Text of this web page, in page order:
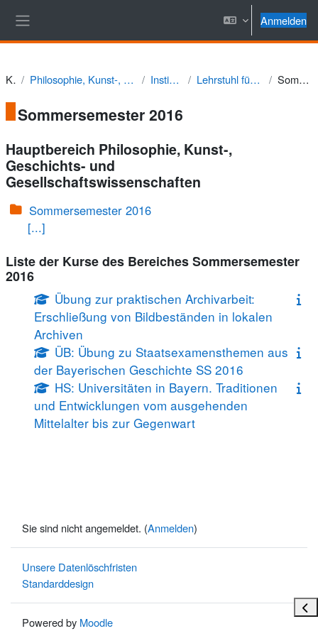
Anmelden
Kurse Philosophie, Kunst-, Geschichts- und Gesellschaftswissenschaften Institut für Geschichte Lehrstuhl für Bayerische Landesgeschichte Sommersemester 2016
Sommersemester 2016
Hauptbereich Philosophie, Kunst-,
Geschichts- und
Gesellschaftswissenschaften
Sommersemester 2016
[...]
Liste der Kurse des Bereiches Sommersemester
2016
Übung zur praktischen Archivarbeit:
Erschließung von Bildbeständen in lokalen
Archiven
ÜB: Übung zu Staatsexamensthemen aus
der Bayerischen Geschichte SS 2016
HS: Universitäten in Bayern. Traditionen
und Entwicklungen vom ausgehenden
Mittelalter bis zur Gegenwart
Sie sind nicht angemeldet. (Anmelden)
Unsere Datenlöschfristen
Standarddesign
Powered by Moodle